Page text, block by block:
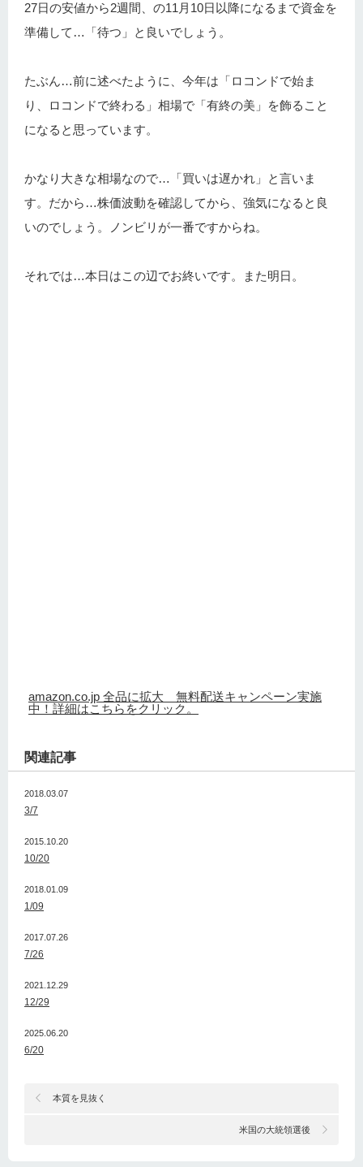
27日の安値から2週間、の11月10日以降になるまで資金を
準備して…「待つ」と良いでしょう。
たぶん…前に述べたように、今年は「ロコンドで始ま
り、ロコンドで終わる」相場で「有終の美」を飾ること
になると思っています。
かなり大きな相場なので…「買いは遅かれ」と言いま
す。だから…株価波動を確認してから、強気になると良
いのでしょう。ノンビリが一番ですからね。
それでは…本日はこの辺でお終いです。また明日。
amazon.co.jp 全品に拡大 無料配送キャンペーン実施
中！詳細はこちらをクリック。
関連記事
2018.03.07
3/7
2015.10.20
10/20
2018.01.09
1/09
2017.07.26
7/26
2021.12.29
12/29
2025.06.20
6/20
本質を見抜く
米国の大統領選後